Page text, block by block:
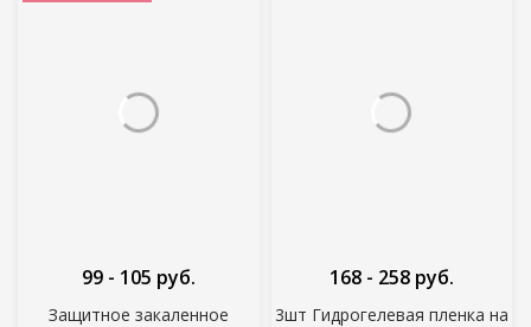
Защитное закаленное
99 - 105 руб.
3шт Гидрогелевая пленка на
168 - 258 руб.